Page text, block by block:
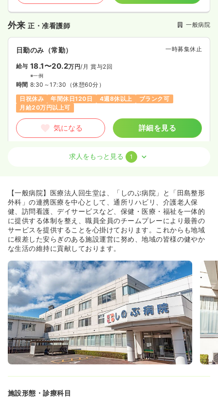
外来正・准看護師 一般病院
日勤のみ（常勤） 一時募集休止
給与 18.1〜20.2万円/月 賞与2回
※一例
時間 8:30～17:30 （休憩60分）
日祝休み
年間休日120日 4週8休以上
ブランク可
月給20万円以上可
気になる 詳細を見る
給与 21.2〜26.4万円/月 賞与2.8ヶ月
※一例
時間 8:30～17:30（休憩60分）
月給26万円以上可
気になる
求人をもっと見る 1
【一般病院】医療法人回生堂は、「しのぶ病院」と「田島整形
外科」の連携医療を中心として、通所リハビリ、介護老人保
健、訪問看護、デイサービスなど、保健・医療・福祉を一体的
に提供する体制を整え、職員全員のチームプレーにより最善の
サービスを提供することを心掛けております。これからも地域
に根差した安らぎのある施設運営に努め、地域の皆様の健やか
な生活の維持に貢献しております。
施設形態・診療科目